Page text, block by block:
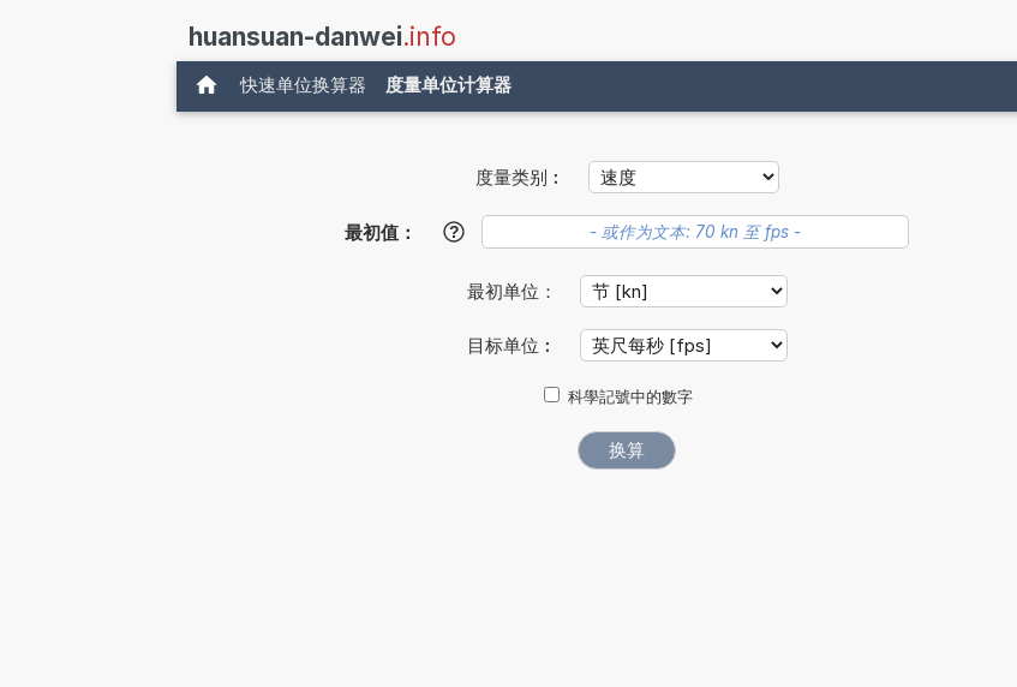
huansuan-danwei.info
快速单位换算器 度量单位计算器
度量类别︰
最初值： ?
最初单位：
目标单位︰
科學記號中的數字